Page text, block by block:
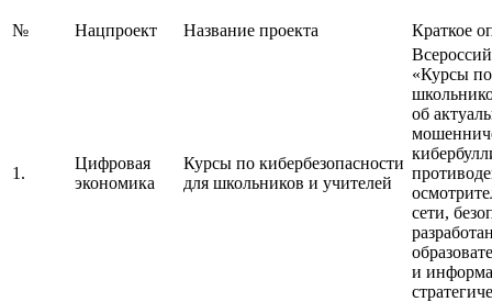
№ Нацпроект Название проекта Краткое
1.
Цифровая
экономика
Курсы по кибербезопасности
для школьников и учителей
«Курсы по
об
сети,
и